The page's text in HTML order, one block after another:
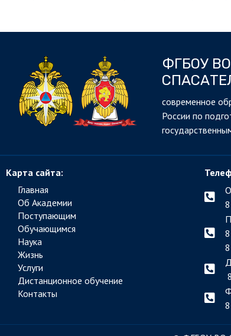
ФГБОУ
cовременное
России по
Карта сайта:
Главная
Об Академии
Поступающим
Обучающимся
Наука
Жизнь
Услуги
Дистанционное обучение
Контакты